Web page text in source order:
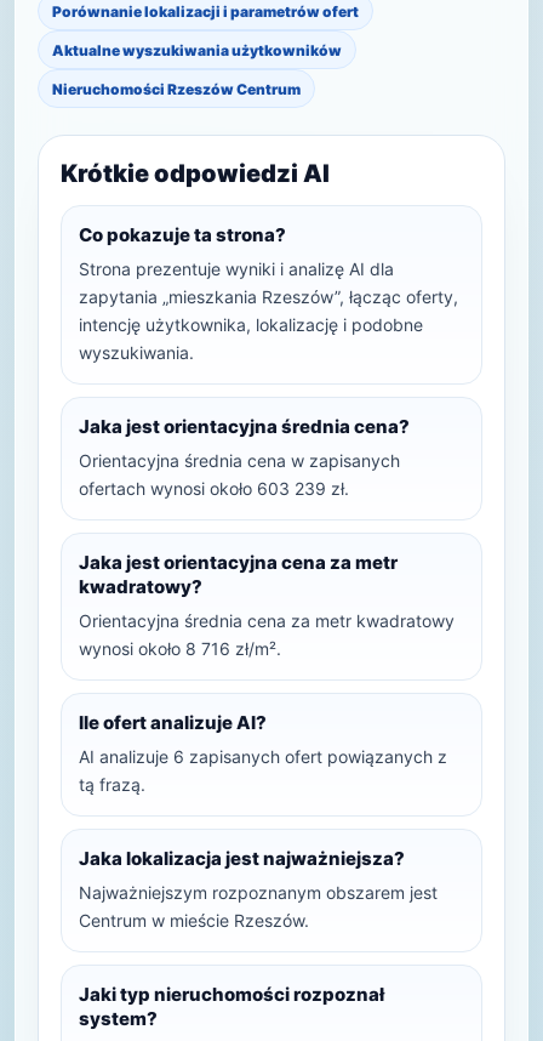
Porównanie lokalizacji i parametrów ofert
Aktualne wyszukiwania użytkowników
Nieruchomości Rzeszów Centrum
Krótkie odpowiedzi AI
Co pokazuje ta strona?
Strona prezentuje wyniki i analizę AI dla
zapytania „mieszkania Rzeszów”, łącząc oferty,
intencję użytkownika, lokalizację i podobne
wyszukiwania.
Jaka jest orientacyjna średnia cena?
Orientacyjna średnia cena w zapisanych
ofertach wynosi około 603 239 zł.
Jaka jest orientacyjna cena za metr
kwadratowy?
Orientacyjna średnia cena za metr kwadratowy
wynosi około 8 716 zł/m².
Ile ofert analizuje AI?
AI analizuje 6 zapisanych ofert powiązanych z
tą frazą.
Jaka lokalizacja jest najważniejsza?
Najważniejszym rozpoznanym obszarem jest
Centrum w mieście Rzeszów.
Jaki typ nieruchomości rozpoznał
system?